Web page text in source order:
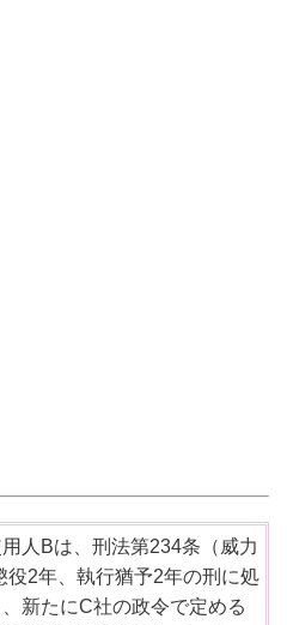
人Bは、刑法第234条（威力
2年、執行猶予2年の刑に処
新たにC社の政令で定める